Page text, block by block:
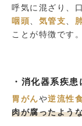
呼気に混ざり、
咽頭、 気管支、
ことが特徴です。
・消化器系疾
胃がんや逆流性
肉が腐ったよう